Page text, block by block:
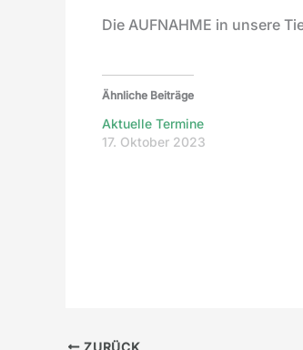
Die AUFNAHME in unsere
Ähnliche Beiträge
Aktuelle Termine
17. Oktober 2023
ZURÜCK